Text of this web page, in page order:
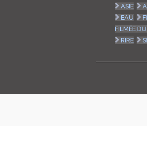
ASIE
EAU
FILMÉE
RIRE